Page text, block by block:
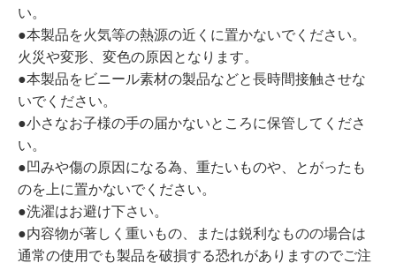
い。
●本製品を火気等の熱源の近くに置かないでください。
火災や変形、変色の原因となります。
●本製品をビニール素材の製品などと長時間接触させな
いでください。
●小さなお子様の手の届かないところに保管してくださ
い。
●凹みや傷の原因になる為、重たいものや、とがったも
のを上に置かないでください。
●洗濯はお避け下さい。
●内容物が著しく重いもの、または鋭利なものの場合は
通常の使用でも製品を破損する恐れがありますのでご注